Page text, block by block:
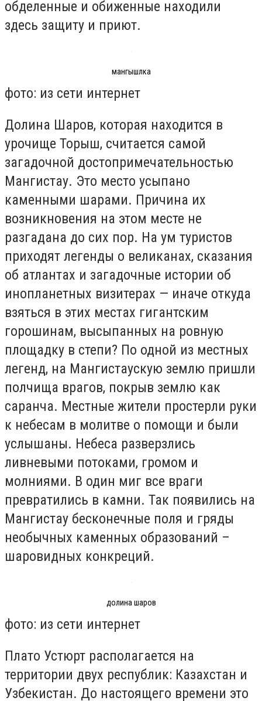
обделенные и обиженные находили
здесь защиту и приют.
мангышлка
фото: из сети интернет
Долина Шаров, которая находится в
урочище Торыш, считается самой
загадочной достопримечательностью
Мангистау. Это место усыпано
каменными шарами. Причина их
возникновения на этом месте не
разгадана до сих пор. На ум туристов
приходят легенды о великанах, сказания
об атлантах и загадочные истории об
инопланетных визитерах — иначе откуда
взяться в этих местах гигантским
горошинам, высыпанных на ровную
площадку в степи? По одной из местных
легенд, на Мангистаускую землю пришли
полчища врагов, покрыв землю как
саранча. Местные жители простерли руки
к небесам в молитве о помощи и были
услышаны. Небеса разверзлись
ливневыми потоками, громом и
молниями. В один миг все враги
превратились в камни. Так появились на
Мангистау бесконечные поля и гряды
необычных каменных образований –
шаровидных конкреций.
долина шаров
фото: из сети интернет
Плато Устюрт располагается на
территории двух республик: Казахстан и
Узбекистан. До настоящего времени это